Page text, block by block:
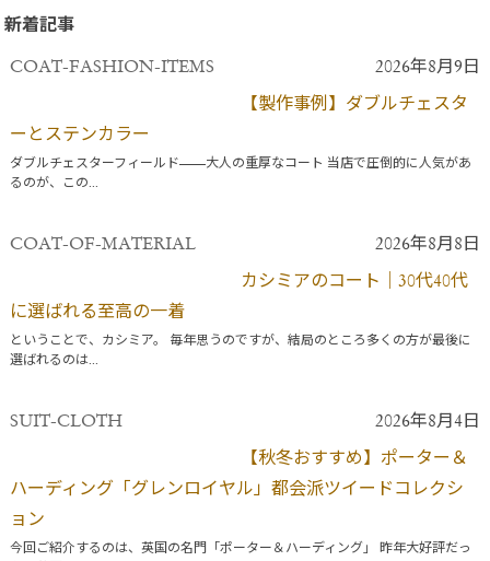
新着記事
COAT-FASHION-ITEMS 2026年8月9日
【製作事例】ダブルチェスタ
ーとステンカラー
ダブルチェスターフィールド——大人の重厚なコート 当店で圧倒的に人気があ
るのが、この...
COAT-OF-MATERIAL 2026年8月8日
カシミアのコート｜30代40代
に選ばれる至高の一着
ということで、カシミア。 毎年思うのですが、結局のところ多くの方が最後に
選ばれるのは...
SUIT-CLOTH 2026年8月4日
【秋冬おすすめ】ポーター＆
ハーディング「グレンロイヤル」都会派ツイードコレクシ
ョン
今回ご紹介するのは、英国の名門「ポーター＆ハーディング」 昨年大好評だっ